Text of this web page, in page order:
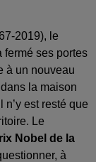
2019), le
fermé ses portes
à un nouveau
la maison
Il n’y est resté que
Le
Nobel de la
à